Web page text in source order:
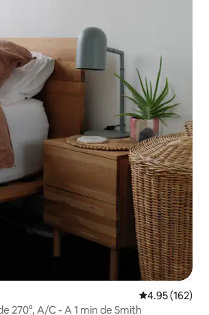
Calificación
4.95 (162)
270°, A/C - A 1 min de Smith